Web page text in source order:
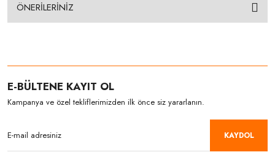
ÖNERİLERİNİZ
E-BÜLTENE KAYIT OL
Kampanya ve özel tekliflerimizden ilk önce siz yararlanın.
KAYDOL